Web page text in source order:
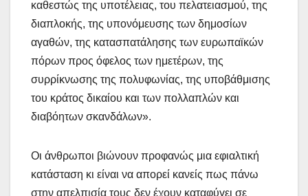
καθεστώς της υποτέλειας, του πελατειασμού, της
διαπλοκής, της υπονόμευσης των δημοσίων
αγαθών, της κατασπατάλησης των ευρωπαϊκών
πόρων προς όφελος των ημετέρων, της
συρρίκνωσης της πολυφωνίας, της υποβάθμισης
του κράτος δικαίου και των πολλαπλών και
διαβόητων σκανδάλων».
Οι άνθρωποι βιώνουν προφανώς μια εφιαλτική
κατάσταση κι είναι να απορεί κανείς πως πάνω
στην απελπισία τους δεν έχουν καταφύγει σε